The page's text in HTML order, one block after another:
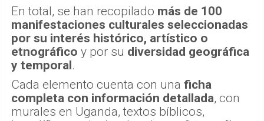
En total, se han recopilado más de 100
manifestaciones culturales seleccionadas
por su interés histórico, artístico o
etnográfico y por su diversidad geográfica
y temporal.
Cada elemento cuenta con una ficha
completa con información detallada, con
murales en Uganda, textos bíblicos,